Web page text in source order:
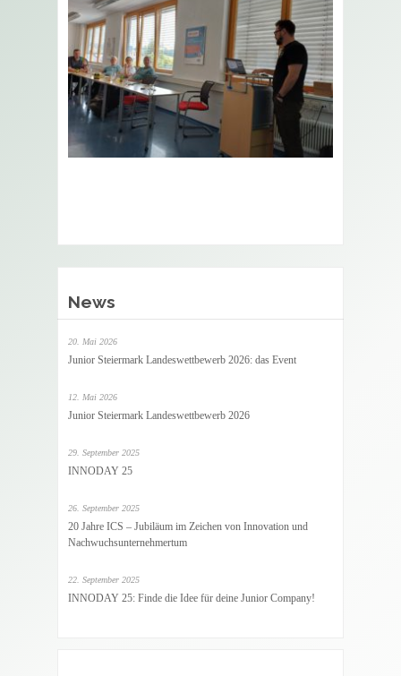
News
20. Mai 2026
Junior Steiermark Landeswettbewerb 2026: das Event
12. Mai 2026
Junior Steiermark Landeswettbewerb 2026
29. September 2025
INNODAY 25
26. September 2025
20 Jahre ICS – Jubiläum im Zeichen von Innovation und
Nachwuchsunternehmertum
22. September 2025
INNODAY 25: Finde die Idee für deine Junior Company!